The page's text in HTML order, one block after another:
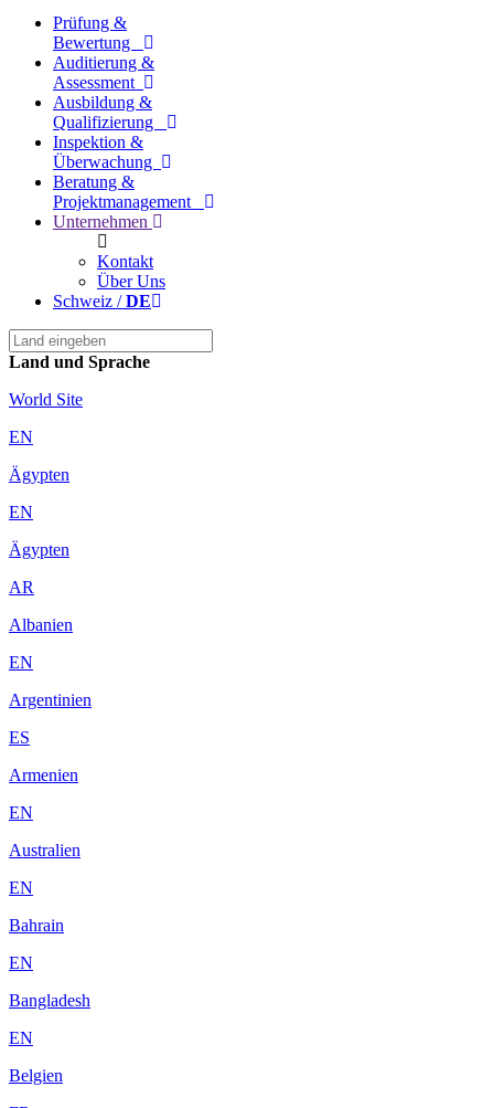
Prüfung &
Bewertung
Auditierung &
Assessment
Ausbildung &
Qualifizierung
Inspektion &
Überwachung
Beratung &
Projektmanagement
Unternehmen
Kontakt
Über Uns
Schweiz /DE
Land und Sprache
World Site
EN
Ägypten
EN
Ägypten
AR
Albanien
EN
Argentinien
ES
Armenien
EN
Australien
EN
Bahrain
EN
Bangladesh
EN
Belgien